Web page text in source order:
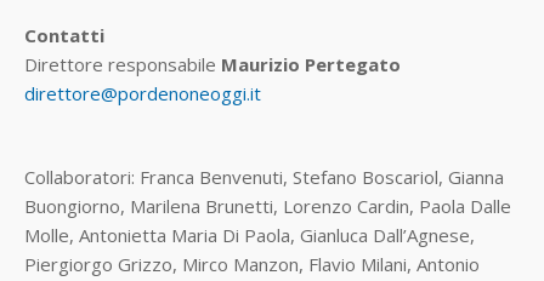
Contatti
Direttore responsabile Maurizio Pertegato
direttore@pordenoneoggi.it
Collaboratori: Franca Benvenuti, Stefano Boscariol, Gianna
Buongiorno, Marilena Brunetti, Lorenzo Cardin, Paola Dalle
Molle, Antonietta Maria Di Paola, Gianluca Dall’Agnese,
Piergiorgo Grizzo, Mirco Manzon, Flavio Milani, Antonio